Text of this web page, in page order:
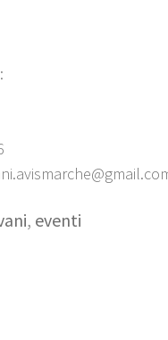
, eventi